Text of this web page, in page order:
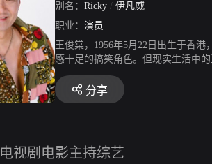
别名： Ricky / 伊凡威
职业： 演员
王俊棠，1956年5月22日出生于香
感十足的搞笑角色。但现实生活中
筹善款，是慈善演唱全台艺员卡拉
高》等。分享
电视剧 电影主持综艺